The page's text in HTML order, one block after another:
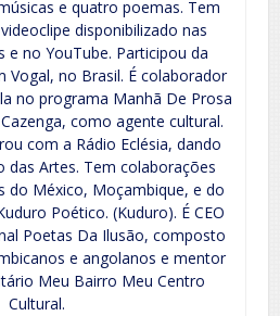
e quatro poemas. Tem
disponibilizado nas
e no YouTube. Participou da
Vogal, no Brasil. É colaborador
no programa Manhã De Prosa
como agente cultural.
com a Rádio Eclésia, dando
das Artes. Tem colaborações
do México, Moçambique, e do
Poético. (Kuduro). É CEO
Poetas Da Ilusão, composto
e angolanos e mentor
Meu Bairro Meu Centro
Cultural.